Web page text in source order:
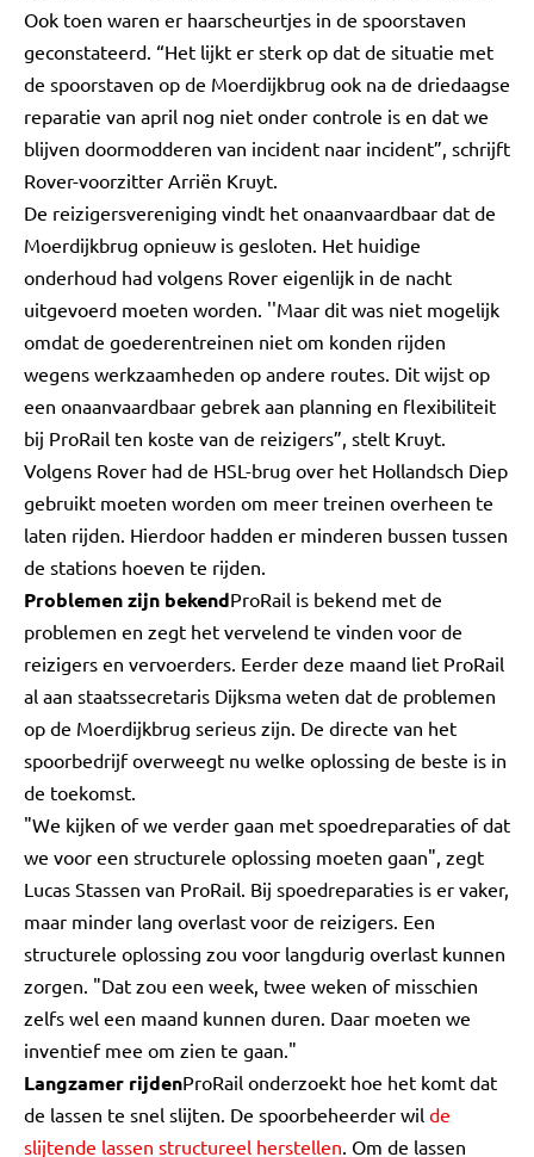
Ook toen waren er haarscheurtjes in de spoorstaven
geconstateerd. “Het lijkt er sterk op dat de situatie met
de spoorstaven op de Moerdijkbrug ook na de driedaagse
reparatie van april nog niet onder controle is en dat we
blijven doormodderen van incident naar incident”, schrijft
Rover-voorzitter Arriën Kruyt.
De reizigersvereniging vindt het onaanvaardbaar dat de
Moerdijkbrug opnieuw is gesloten. Het huidige
onderhoud had volgens Rover eigenlijk in de nacht
uitgevoerd moeten worden. ''Maar dit was niet mogelijk
omdat de goederentreinen niet om konden rijden
wegens werkzaamheden op andere routes. Dit wijst op
een onaanvaardbaar gebrek aan planning en flexibiliteit
bij ProRail ten koste van de reizigers”, stelt Kruyt.
Volgens Rover had de HSL-brug over het Hollandsch Diep
gebruikt moeten worden om meer treinen overheen te
laten rijden. Hierdoor hadden er minderen bussen tussen
de stations hoeven te rijden.
Problemen zijn bekendProRail is bekend met de
problemen en zegt het vervelend te vinden voor de
reizigers en vervoerders. Eerder deze maand liet ProRail
al aan staatssecretaris Dijksma weten dat de problemen
op de Moerdijkbrug serieus zijn. De directe van het
spoorbedrijf overweegt nu welke oplossing de beste is in
de toekomst.
"We kijken of we verder gaan met spoedreparaties of dat
we voor een structurele oplossing moeten gaan", zegt
Lucas Stassen van ProRail. Bij spoedreparaties is er vaker,
maar minder lang overlast voor de reizigers. Een
structurele oplossing zou voor langdurig overlast kunnen
zorgen. "Dat zou een week, twee weken of misschien
zelfs wel een maand kunnen duren. Daar moeten we
inventief mee om zien te gaan."
Langzamer rijdenProRail onderzoekt hoe het komt dat
de lassen te snel slijten. De spoorbeheerder wil de
slijtende lassen structureel herstellen. Om de lassen